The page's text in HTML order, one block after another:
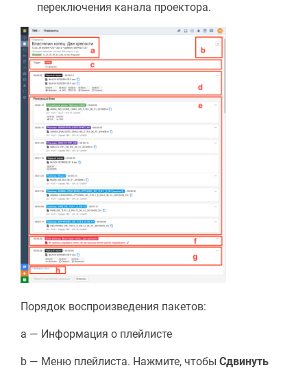
переключения канала проектора.
Порядок воспроизведения пакетов:
a — Информация о плейлисте
b — Меню плейлиста. Нажмите, чтобы Сдвинуть